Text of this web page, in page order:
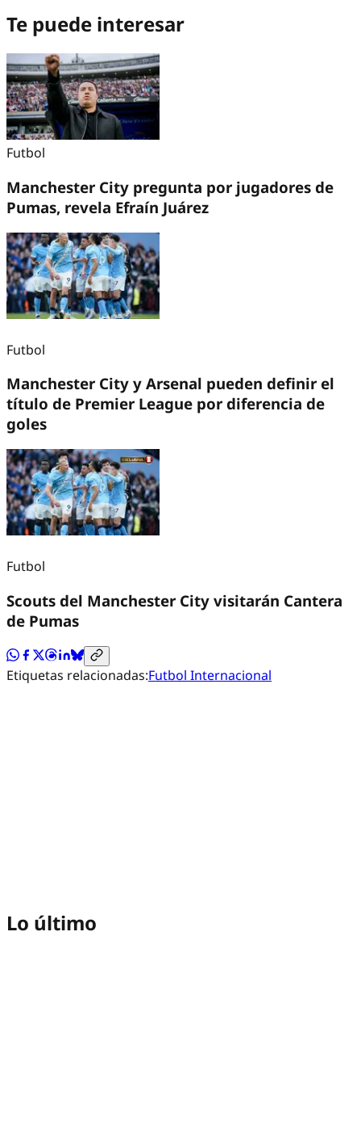
Te puede interesar
Futbol
Manchester City pregunta por jugadores de
Pumas, revela Efraín Juárez
Futbol
Manchester City y Arsenal pueden definir el
título de Premier League por diferencia de
goles
Futbol
Scouts del Manchester City visitarán Cantera
de Pumas
Etiquetas relacionadas:Futbol Internacional
Lo último